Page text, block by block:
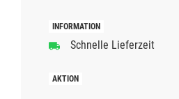
Schnelle Lieferzeit